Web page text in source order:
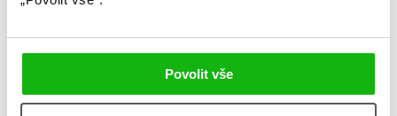
Povolit vše
Původní jazyk angličtina
Miroslav Filipec
EAN 8594050438200